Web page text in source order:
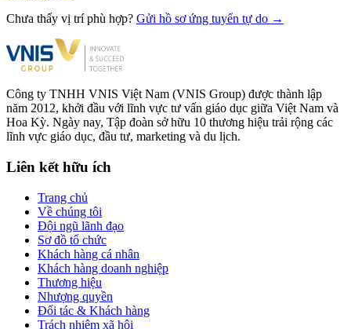
Chưa thấy vị trí phù hợp? Gửi hồ sơ ứng tuyển tự do →
Công ty TNHH VNIS Việt Nam (VNIS Group) được thành lập
năm 2012, khởi đầu với lĩnh vực tư vấn giáo dục giữa Việt Nam và
Hoa Kỳ. Ngày nay, Tập đoàn sở hữu 10 thương hiệu trải rộng các
lĩnh vực giáo dục, đầu tư, marketing và du lịch.
Liên kết hữu ích
Trang chủ
Về chúng tôi
Đội ngũ lãnh đạo
Sơ đồ tổ chức
Khách hàng cá nhân
Khách hàng doanh nghiệp
Thương hiệu
Nhượng quyền
Đối tác & Khách hàng
Trách nhiệm xã hội